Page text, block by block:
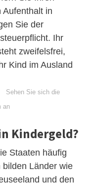
Aufenthalt in
Sie der
Ihr
zweifelsfrei,
Kind im Ausland
Sehen Sie sich die
an
Kindergeld?
Staaten häufig
bilden Länder wie
und den